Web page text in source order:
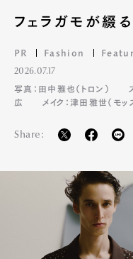
フェラガモが綴
PR Fashion
2026.07.17
写真：田中雅也（トロン）
広
メイク：津田雅世（モッ
Share: